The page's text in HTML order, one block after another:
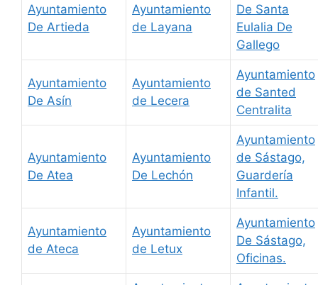
Ayuntamiento
De Artieda
Ayuntamiento
de Layana
De Santa
Eulalia De
Gallego
Ayuntamiento
De Asín
Ayuntamiento
de Lecera
Ayuntamiento
de Santed
Centralita
Ayuntamiento
De Atea
Ayuntamiento
De Lechón
Ayuntamiento
de Sástago,
Guardería
Infantil.
Ayuntamiento
de Ateca
Ayuntamiento
de Letux
Ayuntamiento
De Sástago,
Oficinas.